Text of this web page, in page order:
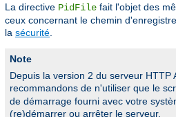
La directive PidFile fait l'objet des
ceux concernant le chemin
la sécurité
Note
Depuis la version 2 du serveur HTTP
recommandons de n'utiliser que le
de démarrage fourni avec votre
(re)démarrer ou arrêter le serveur.